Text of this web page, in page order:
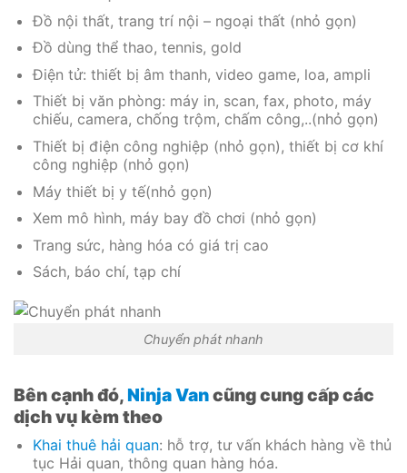
Đồ nội thất, trang trí nội – ngoại thất (nhỏ gọn)
Đồ dùng thể thao, tennis, gold
Điện tử: thiết bị âm thanh, video game, loa, ampli
Thiết bị văn phòng: máy in, scan, fax, photo, máy
chiếu, camera, chống trộm, chấm công,..(nhỏ gọn)
Thiết bị điện công nghiệp (nhỏ gọn), thiết bị cơ khí
công nghiệp (nhỏ gọn)
Máy thiết bị y tế(nhỏ gọn)
Xem mô hình, máy bay đồ chơi (nhỏ gọn)
Trang sức, hàng hóa có giá trị cao
Sách, báo chí, tạp chí
Chuyển phát nhanh
Bên cạnh đó,Ninja Vancũng cung cấp các
dịch vụ kèm theo
Khai thuê hải quan: hỗ trợ, tư vấn khách hàng về thủ
tục Hải quan, thông quan hàng hóa.